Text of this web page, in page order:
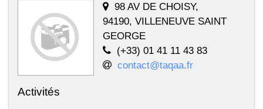
98 AV DE CHOISY,
94190, VILLENEUVE SAINT
GEORGE
(+33) 01 41 11 43 83
contact@taqaa.fr
Activités